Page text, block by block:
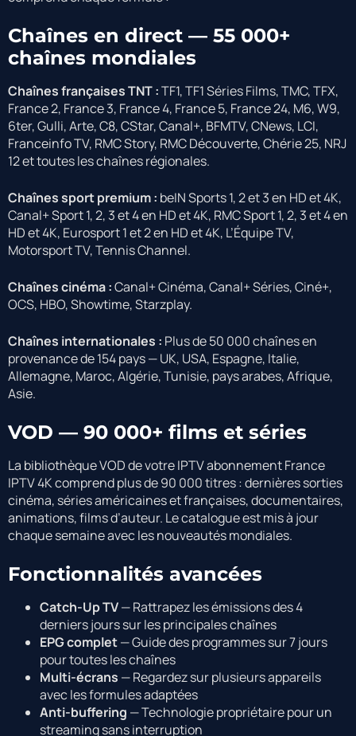
Chaînes en direct — 55 000+
chaînes mondiales
Chaînes françaises TNT :TF1, TF1 Séries Films, TMC, TFX,
France 2, France 3, France 4, France 5, France 24, M6, W9,
6ter, Gulli, Arte, C8, CStar, Canal+, BFMTV, CNews, LCI,
Franceinfo TV, RMC Story, RMC Découverte, Chérie 25, NRJ
12 et toutes les chaînes régionales.
Chaînes sport premium : beIN Sports 1, 2 et 3 en HD et 4K,
Canal+ Sport 1, 2, 3 et 4 en HD et 4K, RMC Sport 1, 2, 3 et 4 en
HD et 4K, Eurosport 1 et 2 en HD et 4K, L’Équipe TV,
Motorsport TV, Tennis Channel.
Chaînes cinéma :Canal+ Cinéma, Canal+ Séries, Ciné+,
OCS, HBO, Showtime, Starzplay.
Chaînes internationales : Plus de 50 000 chaînes en
provenance de 154 pays — UK, USA, Espagne, Italie,
Allemagne, Maroc, Algérie, Tunisie, pays arabes, Afrique,
Asie.
VOD — 90 000+ films et séries
La bibliothèque VOD de votre IPTV abonnement France
IPTV 4K comprend plus de 90 000 titres : dernières sorties
cinéma, séries américaines et françaises, documentaires,
animations, films d’auteur. Le catalogue est mis à jour
chaque semaine avec les nouveautés mondiales.
Fonctionnalités avancées
Catch-Up TV— Rattrapez les émissions des 4
derniers jours sur les principales chaînes
EPG complet— Guide des programmes sur 7 jours
pour toutes les chaînes
Multi-écrans — Regardez sur plusieurs appareils
avec les formules adaptées
Anti-buffering — Technologie propriétaire pour un
streaming sans interruption